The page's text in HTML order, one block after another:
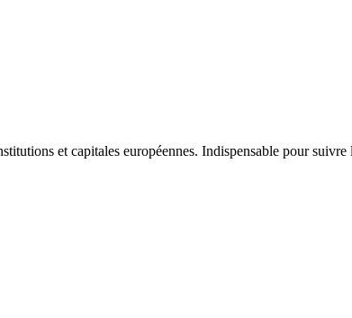
et capitales européennes. Indispensable pour